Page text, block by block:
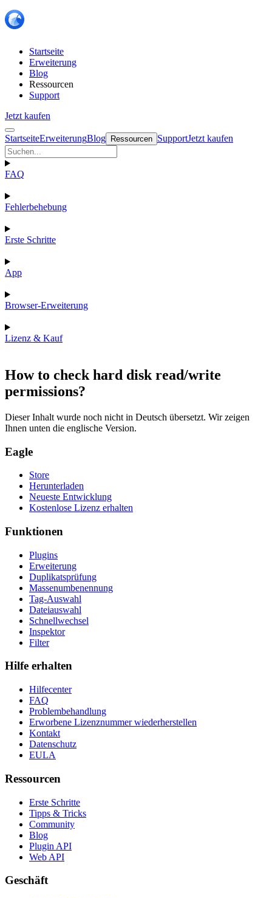
Startseite
Erweiterung
Blog
Ressourcen
Support
Jetzt kaufen
StartseiteErweiterungBlog Ressourcen SupportJetzt kaufen
FAQ
Fehlerbehebung
Erste Schritte
App
Browser-Erweiterung
Lizenz & Kauf
How to check hard disk read/write
permissions?
Dieser Inhalt wurde noch nicht in Deutsch übersetzt. Wir zeigen
Ihnen unten die englische Version.
Eagle
Store
Herunterladen
Neueste Entwicklung
Kostenlose Lizenz erhalten
Funktionen
Plugins
Erweiterung
Duplikatsprüfung
Massenumbenennung
Tag-Auswahl
Dateiauswahl
Schnellwechsel
Inspektor
Filter
Hilfe erhalten
Hilfecenter
FAQ
Problembehandlung
Erworbene Lizenznummer wiederherstellen
Kontakt
Datenschutz
EULA
Ressourcen
Erste Schritte
Tipps & Tricks
Community
Blog
Plugin API
Web API
Geschäft